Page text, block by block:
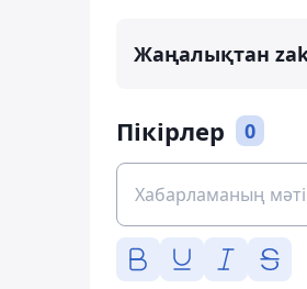
Жаңалықтан
Пікірлер 0